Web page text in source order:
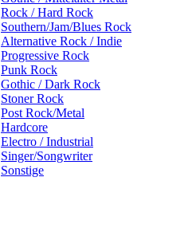
Rock / Hard Rock
Southern/Jam/Blues Rock
Alternative Rock / Indie
Progressive Rock
Punk Rock
Gothic / Dark Rock
Stoner Rock
Post Rock/Metal
Hardcore
Electro / Industrial
Singer/Songwriter
Sonstige